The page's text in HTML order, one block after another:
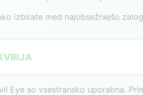
izbirate med najobsežnejšo
Eye so vsestransko uporabna.